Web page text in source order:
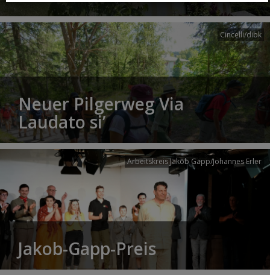
Cincelli/dibk
Neuer Pilgerweg Via
Laudato si’
Arbeitskreis Jakob Gapp/Johannes Erler
Jakob-Gapp-Preis